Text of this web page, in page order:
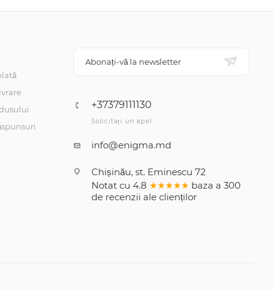
Abonați-vă la newsletter
+37379111130
Solicitați un apel
info@enigma.md
Chișinău, st. Eminescu 72
Notat cu 4.8 ★★★★★ baza a 300
de recenzii ale clienților